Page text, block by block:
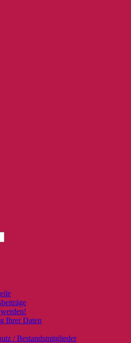
Ihrer Daten
/ Bestandsmitglieder